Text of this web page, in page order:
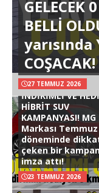
GELECEK
BELLİ
yarısında
COŞACAK!
27 TEMMUZ 2026
İNDİRİMLİ VE
HİBRİT SUV
KAMPANYASI! MG
Markası Temmuz
döneminde
çeken bir
imza attı!
23 TEMMUZ 2026